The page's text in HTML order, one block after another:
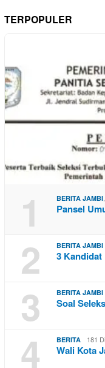
TERPOPULER
1 BERITA JAMBI,
Pansel
2 BERITA JAMBI
3
3 BERITA JAMBI
Soal
4 BERITA 181
Wali Kota